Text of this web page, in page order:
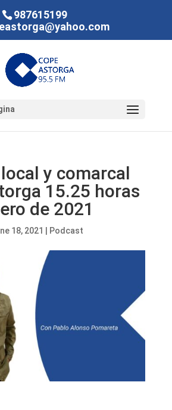
987615199
y comarcal
15.25 horas
de 2021
18, 2021 Podcast